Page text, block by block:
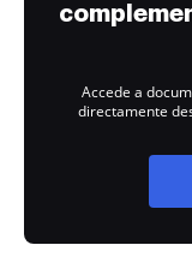
Accede a
directamente